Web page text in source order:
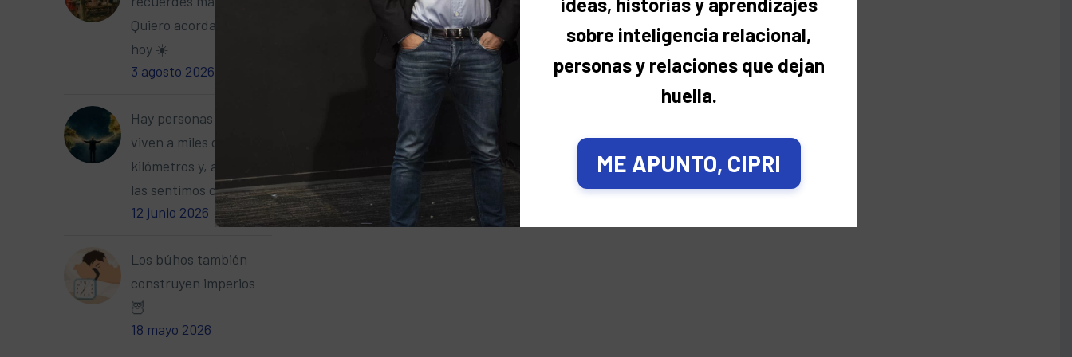
Quiero acordarme de ti
hoy ☀️
3 agosto 2026
Hay personas que
viven a miles de
kilómetros y, aun así,
las sentimos cerca 🌎
12 junio 2026
Los búhos también
construyen imperios
🦉
18 mayo 2026
sobre inteligencia relacional,
personas y relaciones que dejan
huella.
ME APUNTO, CIPRI